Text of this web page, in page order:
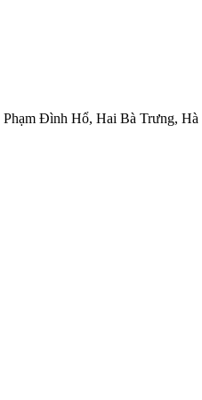
Phạm Đình Hổ, Hai Bà Trưng,